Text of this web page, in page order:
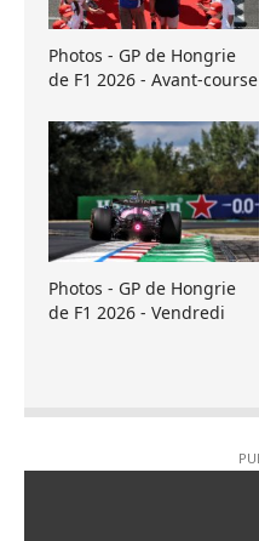
Photos - GP de Hongrie
de F1 2026 - Avant-course
Photos - GP de Hongrie
de F1 2026 - Vendredi